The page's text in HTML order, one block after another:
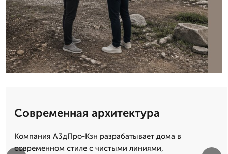
Современная архитектура
Компания А3дПро-Кзн разрабатывает дома в
современном стиле с чистыми линиями,